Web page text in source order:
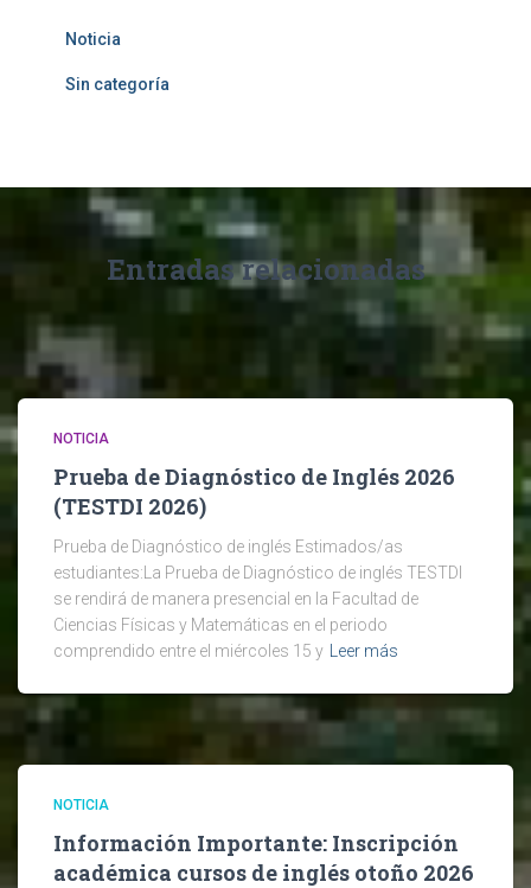
Noticia
Sin categoría
Entradas relacionadas
NOTICIA
Prueba de Diagnóstico de Inglés 2026
(TESTDI 2026)
Prueba de Diagnóstico de inglés Estimados/as
estudiantes:La Prueba de Diagnóstico de inglés TESTDI
se rendirá de manera presencial en la Facultad de
Ciencias Físicas y Matemáticas en el periodo
comprendido entre el miércoles 15 y
Leer más
NOTICIA
Información Importante: Inscripción
académica cursos de inglés otoño 2026